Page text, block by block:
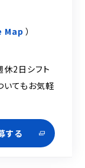
Map ）
2日シフト
てもお気軽
する